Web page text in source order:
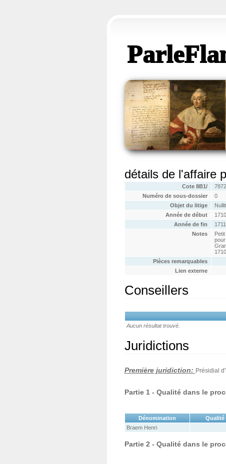
détails de l'affaire
Cote 8B1/
7872
Numéro de sous-dossier
0
Objet du litige
Année de début
1710
Année de fin
1711
Notes
Pièces remarquables
Lien externe
Conseillers
Aucun résultat trouvé.
Juridictions
Première juridiction: Présidial
Partie 1 - Qualité dans le
Dénomination Qualité
Braem Henri
Partie 2 - Qualité dans le